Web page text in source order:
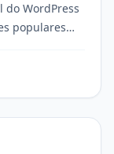
do WordPress
populares